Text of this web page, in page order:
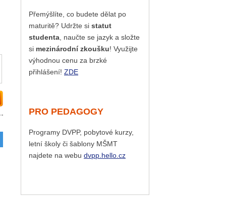
Přemýšlíte, co budete dělat po
maturitě? Udržte si statut
studenta, naučte se jazyk a složte
si mezinárodní zkoušku! Využijte
výhodnou cenu za brzké
přihlášení! ZDE
PRO PEDAGOGY
Programy DVPP, pobytové kurzy,
letní školy či šablony MŠMT
najdete na webu dvpp.hello.cz